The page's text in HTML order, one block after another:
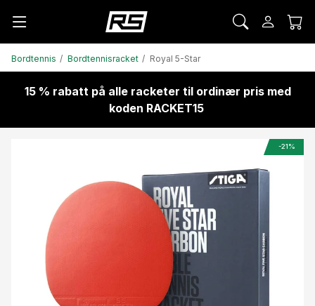
Bordtennis Bordtennisracket Royal 5-Star
15 % rabatt på alle racketer til ordinær pris med
koden RACKET15
-21%